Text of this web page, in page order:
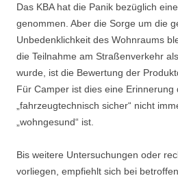
Das KBA hat die Panik bezüglich
genommen. Aber die Sorge um die
Unbedenklichkeit des Wohnraums
die Teilnahme am Straßenverkehr
wurde, ist die Bewertung der
Für Camper ist dies eine Erinnerung
„fahrzeugtechnisch sicher“ nicht
„wohngesund“ ist.
Bis weitere Untersuchungen oder
vorliegen, empfiehlt sich bei